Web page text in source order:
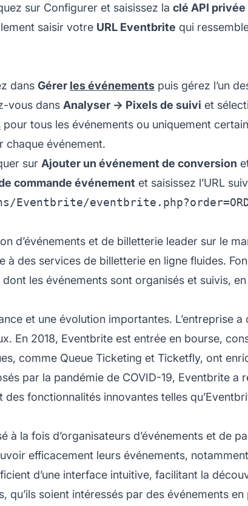
sur Configurer et saisissez la clé API
saisir votre URL Eventbrite qui
dans Gérer les événements puis gérez l’un
vous dans Analyser -> Pixels de suivi et
pour tous les événements ou uniquement
chaque événement.
sur Ajouter un événement de conversion
commande événement et saisissez l’URL
d’événements et de billetterie leader sur le
des services de billetterie en ligne fluides.
les événements sont organisés et suivis,
et une évolution importantes. L’entreprise
En 2018, Eventbrite est entrée en bourse,
comme Queue Ticketing et Ticketfly, ont
par la pandémie de COVID-19, Eventbrite
fonctionnalités innovantes telles
à la fois d’organisateurs d’événements et de
efficacement leurs événements,
d’une interface intuitive, facilitant la
qu’ils soient intéressés par des événements